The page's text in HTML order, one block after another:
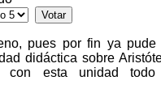
pues por fin ya pude
didáctica sobre
con esta unidad